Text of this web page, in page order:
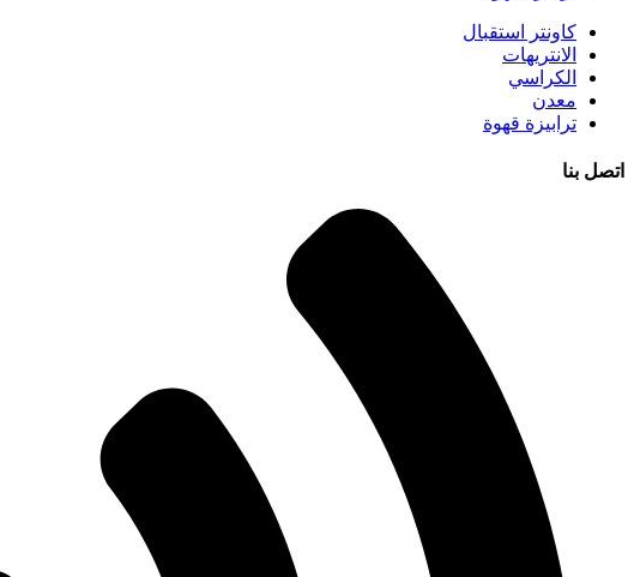
كاونتر استقبال
الانتريهات
الكراسي
معدن
ترابيزة قهوة
اتصل بنا